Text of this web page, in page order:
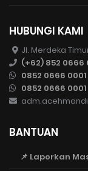
HUBUNGI KAMI
Jl. Merdeka
(+62) 852 0666
0852 0666 0001
0852 0666 0001
BANTUAN
📌 Laporkan